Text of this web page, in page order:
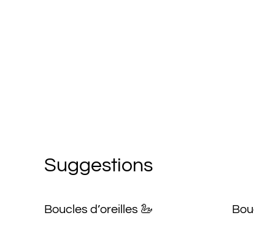
Suggestions
Boucles d’oreilles 🦢